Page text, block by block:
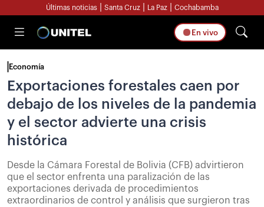
Últimas noticias Santa Cruz La Paz Cochabamba
En vivo
Economía
Exportaciones forestales caen por
debajo de los niveles de la pandemia
y el sector advierte una crisis
histórica
Desde la Cámara Forestal de Bolivia (CFB) advirtieron
que el sector enfrenta una paralización de las
exportaciones derivada de procedimientos
extraordinarios de control y análisis que surgieron tras